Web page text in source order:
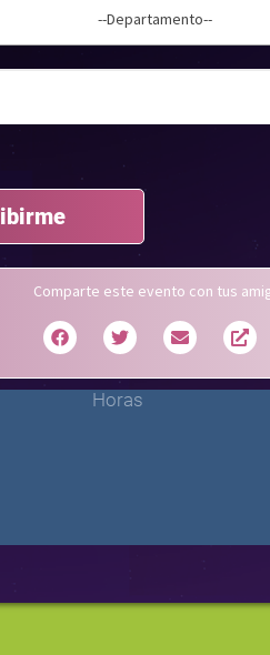
--Departamento--
Comparte este evento con tus
Horas